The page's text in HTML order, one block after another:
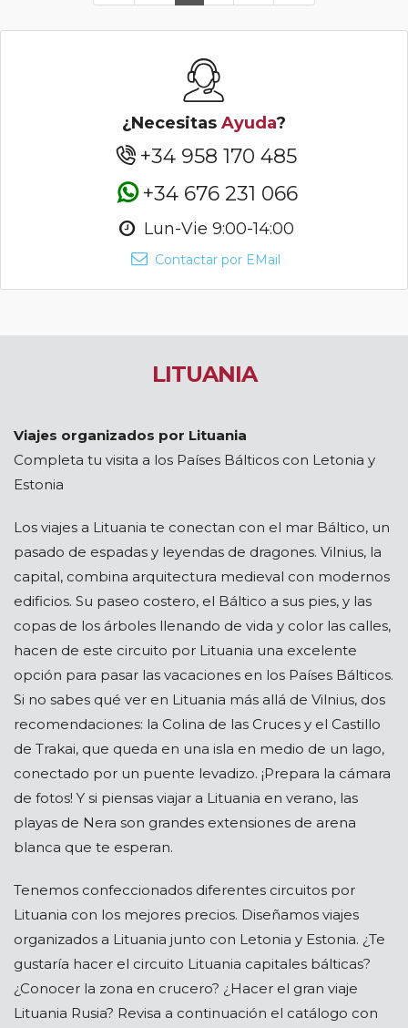
¿Necesitas Ayuda?
+34 958 170 485
+34 676 231 066
Lun-Vie 9:00-14:00
Contactar por EMail
LITUANIA
Viajes organizados por Lituania
Completa tu visita a los Países Bálticos con Letonia y
Estonia
Los viajes a Lituania te conectan con el mar Báltico, un
pasado de espadas y leyendas de dragones. Vilnius, la
capital, combina arquitectura medieval con modernos
edificios. Su paseo costero, el Báltico a sus pies, y las
copas de los árboles llenando de vida y color las calles,
hacen de este circuito por Lituania una excelente
opción para pasar las vacaciones en los Países Bálticos.
Si no sabes qué ver en Lituania más allá de Vilnius, dos
recomendaciones: la Colina de las Cruces y el Castillo
de Trakai, que queda en una isla en medio de un lago,
conectado por un puente levadizo. ¡Prepara la cámara
de fotos! Y si piensas viajar a Lituania en verano, las
playas de Nera son grandes extensiones de arena
blanca que te esperan.
Tenemos confeccionados diferentes circuitos por
Lituania con los mejores precios. Diseñamos viajes
organizados a Lituania junto con Letonia y Estonia. ¿Te
gustaría hacer el circuito Lituania capitales bálticas?
¿Conocer la zona en crucero? ¿Hacer el gran viaje
Lituania Rusia? Revisa a continuación el catálogo con